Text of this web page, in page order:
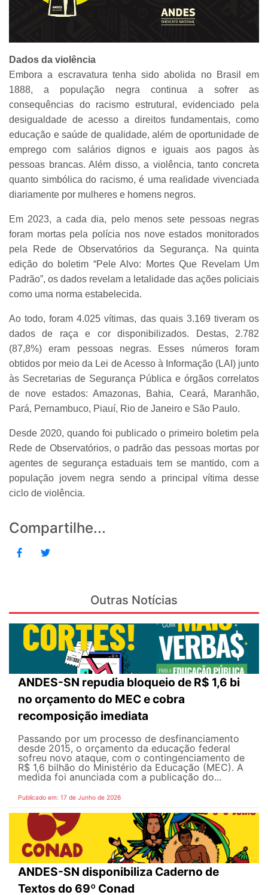
Dados da violência
Embora a escravatura tenha sido abolida no Brasil em
1888, a população negra continua a sofrer as
consequências do racismo estrutural, evidenciado pela
desigualdade de acesso a direitos fundamentais, como
educação e saúde de qualidade, além de oportunidade de
emprego com salários dignos e iguais aos pagos às
pessoas brancas. Além disso, a violência, tanto concreta
quanto simbólica do racismo, é uma realidade vivenciada
diariamente por mulheres e homens negros.
Em 2023, a cada dia, pelo menos sete pessoas negras
foram mortas pela polícia nos nove estados monitorados
pela Rede de Observatórios da Segurança. Na quinta
edição do boletim “Pele Alvo: Mortes Que Revelam Um
Padrão”, os dados revelam a letalidade das ações policiais
como uma norma estabelecida.
Ao todo, foram 4.025 vítimas, das quais 3.169 tiveram os
dados de raça e cor disponibilizados. Destas, 2.782
(87,8%) eram pessoas negras. Esses números foram
obtidos por meio da Lei de Acesso à Informação (LAI) junto
às Secretarias de Segurança Pública e órgãos correlatos
de nove estados: Amazonas, Bahia, Ceará, Maranhão,
Pará, Pernambuco, Piauí, Rio de Janeiro e São Paulo.
Desde 2020, quando foi publicado o primeiro boletim pela
Rede de Observatórios, o padrão das pessoas mortas por
agentes de segurança estaduais tem se mantido, com a
população jovem negra sendo a principal vítima desse
ciclo de violência.
Compartilhe...
Outras Notícias
ANDES-SN repudia bloqueio de R$ 1,6 bi
no orçamento do MEC e cobra
recomposição imediata
Passando por um processo de desfinanciamento
desde 2015, o orçamento da educação federal
sofreu novo ataque, com o contingenciamento de
R$ 1,6 bilhão do Ministério da Educação (MEC). A
medida foi anunciada com a publicação do...
Publicado em: 17 de Junho de 2026
ANDES-SN disponibiliza Caderno de
Textos do 69º Conad